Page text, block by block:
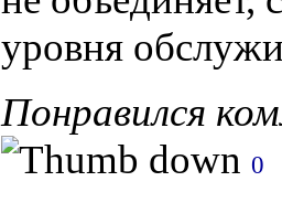
уровня
Понравился
0